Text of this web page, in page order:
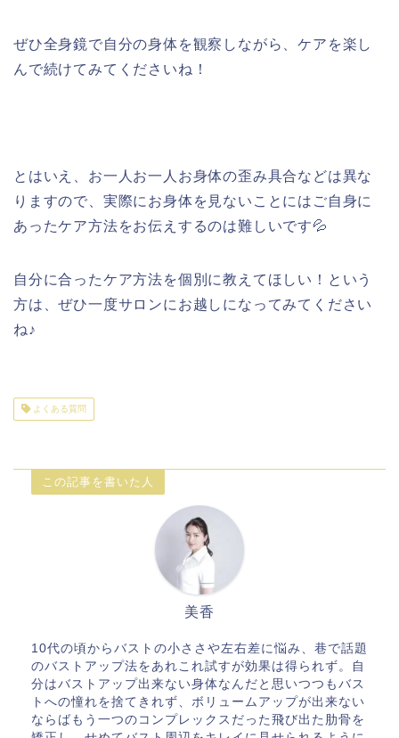
ぜひ全身鏡で自分の身体を観察しながら、ケアを楽し
んで続けてみてくださいね！
とはいえ、お一人お一人お身体の歪み具合などは異な
りますので、実際にお身体を見ないことにはご自身に
あったケア方法をお伝えするのは難しいです💦
自分に合ったケア方法を個別に教えてほしい！という
方は、ぜひ一度サロンにお越しになってみてください
ね♪
よくある質問
この記事を書いた人
美香
10代の頃からバストの小ささや左右差に悩み、巷で話題
のバストアップ法をあれこれ試すが効果は得られず。自
分はバストアップ出来ない身体なんだと思いつつもバス
トへの憧れを捨てきれず、ボリュームアップが出来ない
ならばもう一つのコンプレックスだった飛び出た肋骨を